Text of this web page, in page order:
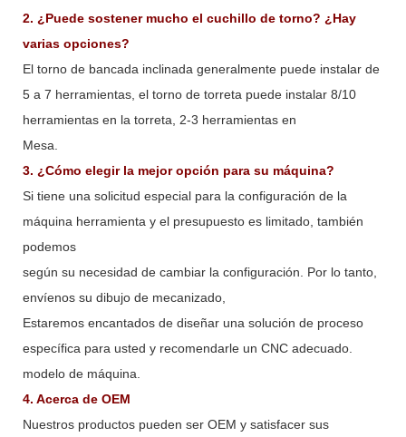
2. ¿Puede sostener mucho el cuchillo de torno? ¿Hay
varias opciones?
El torno de bancada inclinada generalmente puede instalar de
5 a 7 herramientas, el torno de torreta puede instalar 8/10
herramientas en la torreta, 2-3 herramientas en
Mesa.
3. ¿Cómo elegir la mejor opción para su máquina?
Si tiene una solicitud especial para la configuración de la
máquina herramienta y el presupuesto es limitado, también
podemos
según su necesidad de cambiar la configuración. Por lo tanto,
envíenos su dibujo de mecanizado,
Estaremos encantados de diseñar una solución de proceso
específica para usted y recomendarle un CNC adecuado.
modelo de máquina.
4. Acerca de OEM
Nuestros productos pueden ser OEM y satisfacer sus